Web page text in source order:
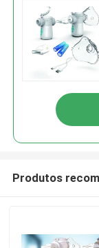
Produtos